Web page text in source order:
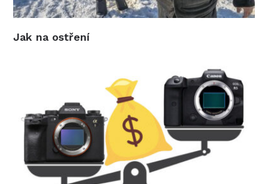
Jak na ostření